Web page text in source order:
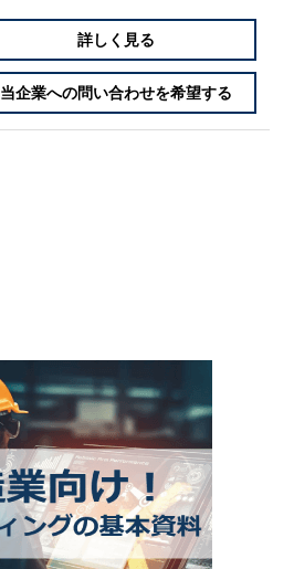
詳しく見る
当企業への問い合わせを希望する